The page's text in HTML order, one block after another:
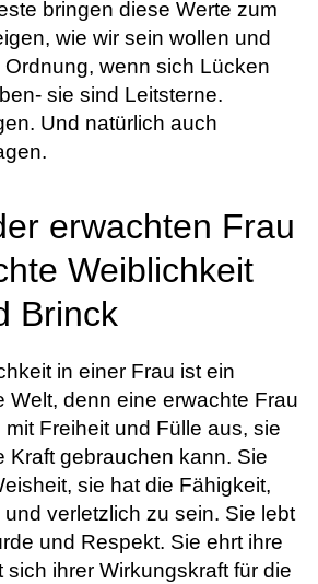
bringen diese Werte zum
wie wir sein wollen und
Ordnung, wenn sich Lücken
sie sind Leitsterne.
Und natürlich auch
erwachten Frau
Weiblichkeit
Brinck
in einer Frau ist ein
Welt, denn eine erwachte Frau
Freiheit und Fülle aus, sie
Kraft gebrauchen kann. Sie
sie hat die Fähigkeit,
verletzlich zu sein. Sie lebt
und Respekt. Sie ehrt ihre
ihrer Wirkungskraft für die